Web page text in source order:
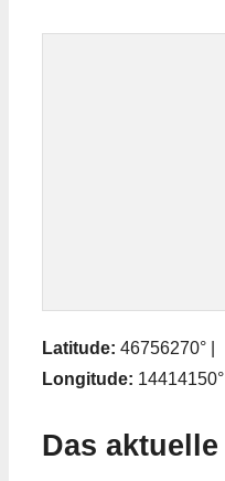
Latitude: 46756270° |
Longitude: 14414150°
Das aktuelle